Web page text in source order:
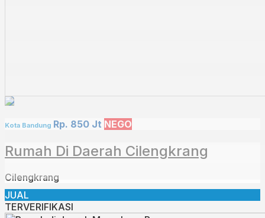
Kota Bandung Rp. 850 Jt NEGO
Rumah Di Daerah Cilengkrang
Cilengkrang
JUAL
TERVERIFIKASI